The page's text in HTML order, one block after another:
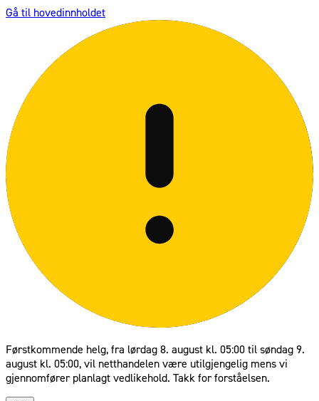
Gå til hovedinnholdet
Førstkommende helg, fra lørdag 8. august kl. 05:00 til søndag 9.
august kl. 05:00, vil netthandelen være utilgjengelig mens vi
gjennomfører planlagt vedlikehold. Takk for forståelsen.